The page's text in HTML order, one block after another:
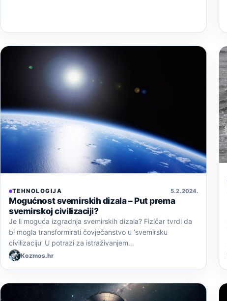
TEHNOLOGIJA 5. 2. 2024.
Mogućnost svemirskih dizala – Put prema
svemirskoj civilizaciji?
Je li moguća izgradnja svemirskih dizala? Fizičar tvrdi da
bi mogla transformirati čovječanstvo u ‘svemirsku
civilizaciju’ U potrazi za istraživanjem…
Kozmos.hr